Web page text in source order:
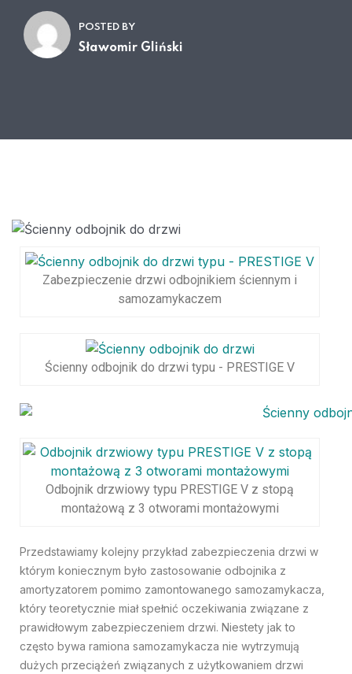
POSTED BY
Sławomir Gliński
Zabezpieczenie drzwi odbojnikiem ściennym i
samozamykaczem
Ścienny odbojnik do drzwi typu - PRESTIGE V
Odbojnik drzwiowy typu PRESTIGE V z stopą
montażową z 3 otworami montażowymi
Przedstawiamy kolejny przykład zabezpieczenia drzwi w
którym koniecznym było zastosowanie odbojnika z
amortyzatorem pomimo zamontowanego samozamykacza,
który teoretycznie miał spełnić oczekiwania związane z
prawidłowym zabezpieczeniem drzwi. Niestety jak to
często bywa ramiona samozamykacza nie wytrzymują
dużych przeciążeń związanych z użytkowaniem drzwi